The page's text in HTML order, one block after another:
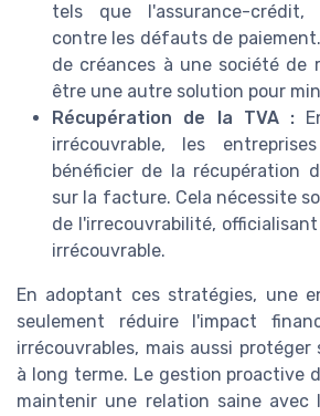
tels que l'assurance-crédit,
contre les défauts de
de créances à une société de
être une autre solution pour
Récupération de la TVA :
irrécouvrable, les
bénéficier de la récupération
sur la facture. Cela nécessite
de l'irrecouvrabilité,
irrécouvrable.
En adoptant ces stratégies, une
seulement réduire l'impact
irrécouvrables, mais aussi
à long terme. Le gestion proactive
maintenir une relation saine